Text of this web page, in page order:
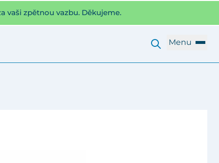
vaši zpětnou vazbu. Děkujeme.
Menu